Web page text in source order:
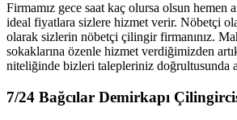
Firmamız gece saat kaç olursa olsun hemen
ideal fiyatlara sizlere hizmet verir. Nöbetçi
olarak sizlerin nöbetçi çilingir firmanınız.
sokaklarına özenle hizmet verdiğimizden
niteliğinde bizleri talepleriniz doğrultusunda
7/24 Bağcılar Demirkapı